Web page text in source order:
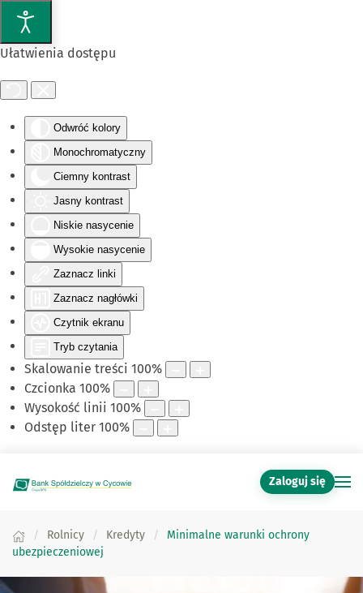
Ułatwienia dostępu
Odwróć kolory
Monochromatyczny
Ciemny kontrast
Jasny kontrast
Niskie nasycenie
Wysokie nasycenie
Zaznacz linki
Zaznacz nagłówki
Czytnik ekranu
Tryb czytania
Skalowanie treści 100%
Czcionka 100%
Wysokość linii 100%
Odstęp liter 100%
Przejdź do głównej treści
Zaloguj się
Rolnicy Kredyty
Minimalne warunki ochrony
ubezpieczeniowej